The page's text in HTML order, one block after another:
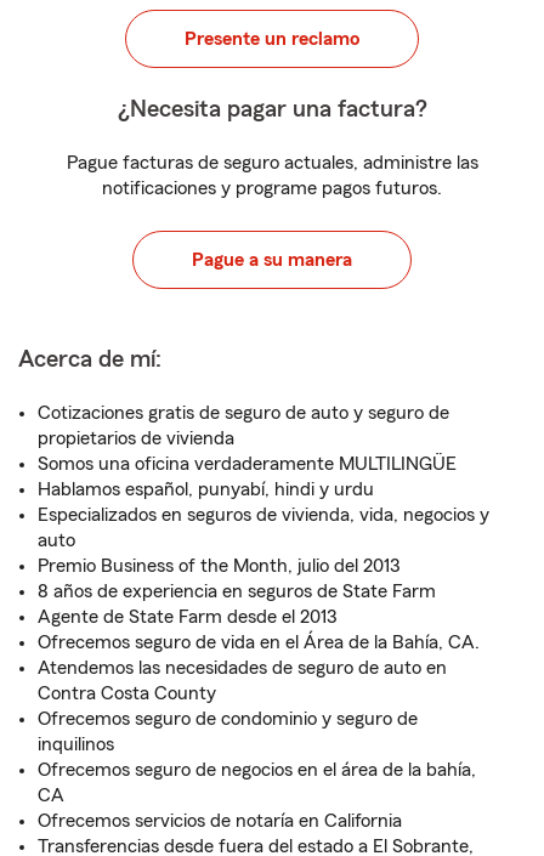
Presente un reclamo
¿Necesita pagar una factura?
Pague facturas de seguro actuales, administre las
notificaciones y programe pagos futuros.
Pague a su manera
Acerca de mí:
Cotizaciones gratis de seguro de auto y seguro de
propietarios de vivienda
Somos una oficina verdaderamente MULTILINGÜE
Hablamos español, punyabí, hindi y urdu
Especializados en seguros de vivienda, vida, negocios y
auto
Premio Business of the Month, julio del 2013
8 años de experiencia en seguros de State Farm
Agente de State Farm desde el 2013
Ofrecemos seguro de vida en el Área de la Bahía, CA.
Atendemos las necesidades de seguro de auto en
Contra Costa County
Ofrecemos seguro de condominio y seguro de
inquilinos
Ofrecemos seguro de negocios en el área de la bahía,
CA
Ofrecemos servicios de notaría en California
Transferencias desde fuera del estado a El Sobrante,